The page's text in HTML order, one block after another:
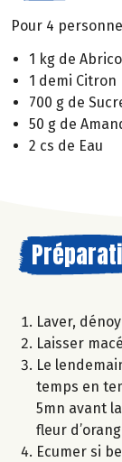
Pour 4
1 kg de
1 demi Citron
700 g de
50 g de
2 cs de Eau
Laver,
Laisser
Le
temps en
5mn avant
fleur
Ecumer si